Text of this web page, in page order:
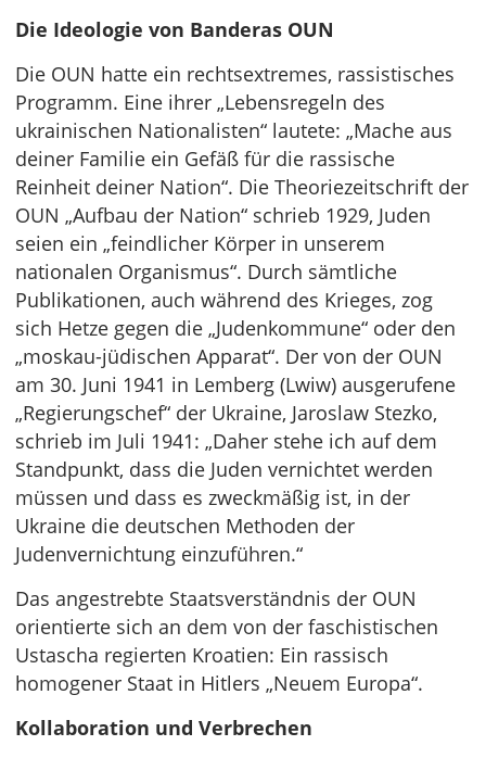
Die Ideologie von Banderas OUN
Die OUN hatte ein rechtsextremes, rassistisches
Programm. Eine ihrer „Lebensregeln des
ukrainischen Nationalisten“ lautete: „Mache aus
deiner Familie ein Gefäß für die rassische
Reinheit deiner Nation“. Die Theoriezeitschrift der
OUN „Aufbau der Nation“ schrieb 1929, Juden
seien ein „feindlicher Körper in unserem
nationalen Organismus“. Durch sämtliche
Publikationen, auch während des Krieges, zog
sich Hetze gegen die „Judenkommune“ oder den
„moskau-jüdischen Apparat“. Der von der OUN
am 30. Juni 1941 in Lemberg (Lwiw) ausgerufene
„Regierungschef“ der Ukraine, Jaroslaw Stezko,
schrieb im Juli 1941: „Daher stehe ich auf dem
Standpunkt, dass die Juden vernichtet werden
müssen und dass es zweckmäßig ist, in der
Ukraine die deutschen Methoden der
Judenvernichtung einzuführen.“
Das angestrebte Staatsverständnis der OUN
orientierte sich an dem von der faschistischen
Ustascha regierten Kroatien: Ein rassisch
homogener Staat in Hitlers „Neuem Europa“.
Kollaboration und Verbrechen